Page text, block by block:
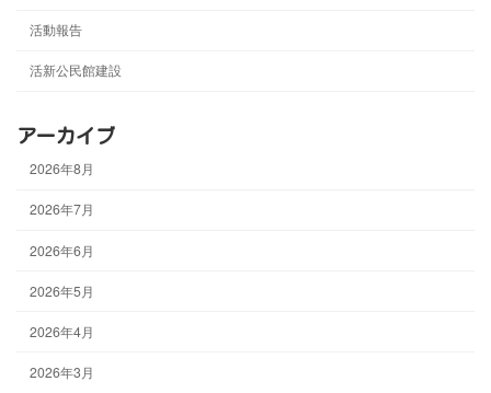
活動報告
活新公民館建設
アーカイブ
2026年8月
2026年7月
2026年6月
2026年5月
2026年4月
2026年3月